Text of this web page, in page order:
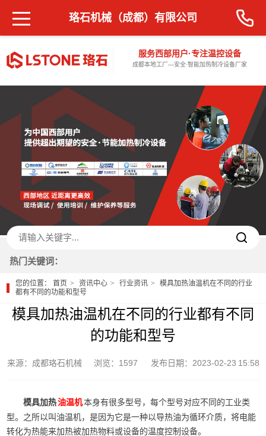
服务西部用户·专注温控设备
成都本地工厂—安全·智能加热制冷设备厂家
珞石机械（成都）有限公司
热门关键词：
您的位置：首页 资讯中心 行业资讯
模具加热油温机在不同的行业
都有不同的功能和型号
模具加热油温机在不同的行业都有不同
的功能和型号
来源：成都珞石机械 浏览：1597 发布日期：2023-02-23 15:58
模具加热油温机本身有很多型号，每个型号对应不同的工业类
型。之所以叫油温机，是因为它是一种以导热油为循环介质，将电能
转化为热能来加热被加热物料或设备的温度控制设备。